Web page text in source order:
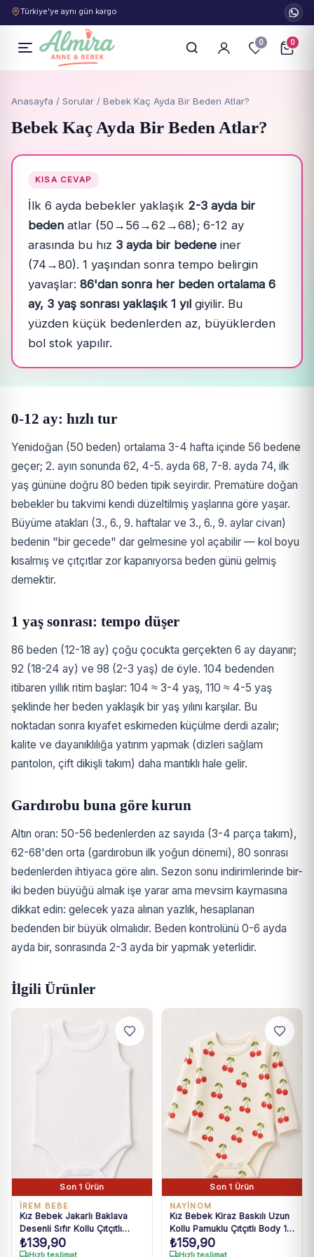
Türkiye'ye aynı gün kargo
0 0
Anasayfa / Sorular / Bebek Kaç Ayda Bir Beden Atlar?
Bebek Kaç Ayda Bir Beden Atlar?
KISA CEVAP
İlk 6 ayda bebekler yaklaşık 2-3 ayda bir
beden atlar (50→56→62→68); 6-12 ay
arasında bu hız 3 ayda bir bedene iner
(74→80). 1 yaşından sonra tempo belirgin
yavaşlar: 86'dan sonra her beden ortalama 6
ay, 3 yaş sonrası yaklaşık 1 yıl giyilir. Bu
yüzden küçük bedenlerden az, büyüklerden
bol stok yapılır.
0-12 ay: hızlı tur
Yenidoğan (50 beden) ortalama 3-4 hafta içinde 56 bedene
geçer; 2. ayın sonunda 62, 4-5. ayda 68, 7-8. ayda 74, ilk
yaş gününe doğru 80 beden tipik seyirdir. Prematüre doğan
bebekler bu takvimi kendi düzeltilmiş yaşlarına göre yaşar.
Büyüme atakları (3., 6., 9. haftalar ve 3., 6., 9. aylar civarı)
bedenin "bir gecede" dar gelmesine yol açabilir — kol boyu
kısalmış ve çıtçıtlar zor kapanıyorsa beden günü gelmiş
demektir.
1 yaş sonrası: tempo düşer
86 beden (12-18 ay) çoğu çocukta gerçekten 6 ay dayanır;
92 (18-24 ay) ve 98 (2-3 yaş) de öyle. 104 bedenden
itibaren yıllık ritim başlar: 104 ≈ 3-4 yaş, 110 ≈ 4-5 yaş
şeklinde her beden yaklaşık bir yaş yılını karşılar. Bu
noktadan sonra kıyafet eskimeden küçülme derdi azalır;
kalite ve dayanıklılığa yatırım yapmak (dizleri sağlam
pantolon, çift dikişli takım) daha mantıklı hale gelir.
Gardırobu buna göre kurun
Altın oran: 50-56 bedenlerden az sayıda (3-4 parça takım),
62-68'den orta (gardırobun ilk yoğun dönemi), 80 sonrası
bedenlerden ihtiyaca göre alın. Sezon sonu indirimlerinde bir-
iki beden büyüğü almak işe yarar ama mevsim kaymasına
dikkat edin: gelecek yaza alınan yazlık, hesaplanan
bedenden bir büyük olmalıdır. Beden kontrolünü 0-6 ayda
ayda bir, sonrasında 2-3 ayda bir yapmak yeterlidir.
İlgili Ürünler
Son 1 Ürün
İREM BEBE
Kız Bebek Jakarlı Baklava
Desenli Sıfır Kollu Çıtçıtlı
Body 0-36 Ay
₺139,90
Hızlı teslimat
Son 1 Ürün
NAYİNOM
Kız Bebek Kiraz Baskılı Uzun
Kollu Pamuklu Çıtçıtlı Body 1-
3 Yaş
₺159,90
Hızlı teslimat